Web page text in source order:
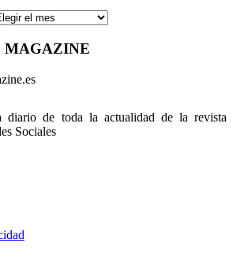
MAGAZINE
diario de toda la actualidad de la revista
Sociales